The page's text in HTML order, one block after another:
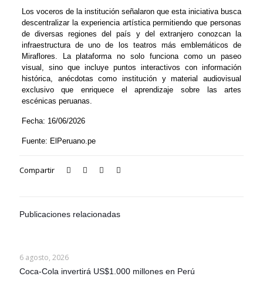
Los voceros de la institución señalaron que esta iniciativa busca
descentralizar la experiencia artística permitiendo que personas
de diversas regiones del país y del extranjero conozcan la
infraestructura de uno de los teatros más emblemáticos de
Miraflores. La plataforma no solo funciona como un paseo
visual, sino que incluye puntos interactivos con información
histórica, anécdotas como institución y material audiovisual
exclusivo que enriquece el aprendizaje sobre las artes
escénicas peruanas.
Fecha: 16/06/2026
Fuente: ElPeruano.pe
Compartir
Publicaciones relacionadas
6 agosto, 2026
Coca-Cola invertirá US$1.000 millones en Perú